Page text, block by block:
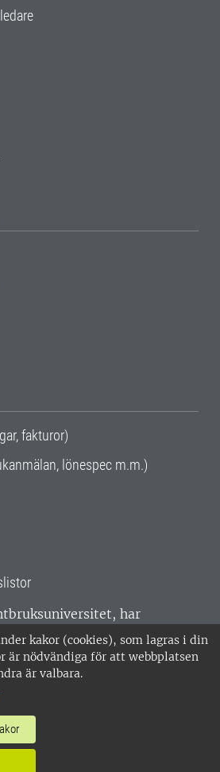
kakor (cookies), som lagras i din
är nödvändiga för att webbplatsen
är valbara.
fakturor)
lönespec m.m.)
har
hela Sverige. Huvudorter är
Umeå.SLU är
ISO 14001. •
nr: 202100-2817 •
Behandling av